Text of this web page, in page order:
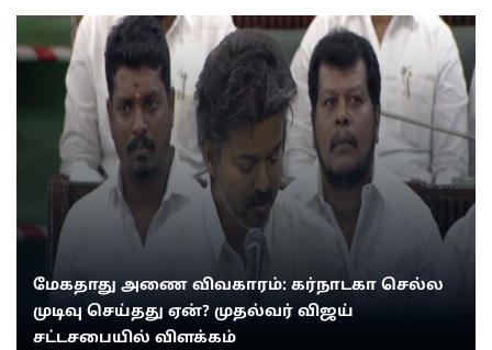
மேகதாது அணை விவகாரம்: கர்நாடகா செல்ல
முடிவு செய்தது ஏன்? முதல்வர் விஜய்
சட்டசபையில் விளக்கம்